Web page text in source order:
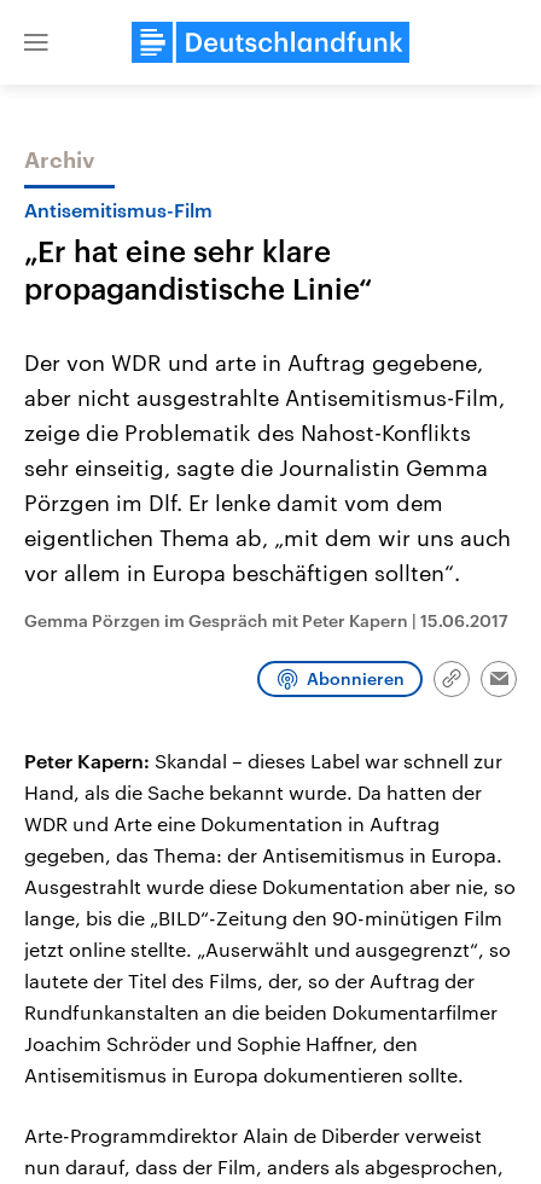
Close
Themen
Landtagswahl Sachsen-Anhalt
2026
Alle Informationen
Sachsen-Anhalt wählt am 6.
September 2026 einen neuen
Landtag. Seit 2021 wird das
Bundesland von einer Koalition aus
CDU, SPD und FDP regiert.-
Umfragen, Prognosen,
und Hintergründe zu den Parteien
und Kandidaten der anstehenden
USA
Aktuelle Beiträge,
Hintergründe
Wirtschaftlich und
gehören die Vereinigten
den mächtigsten Ländern
mit großem Einfluss auf
Sendungen Programm Podcasts
Archiv
Antisemitismus-Film
„Er hat eine sehr klare
propagandistische Linie“
Der von WDR und arte in Auftrag gegebene,
aber nicht ausgestrahlte Antisemitismus-Film,
zeige die Problematik des Nahost-Konflikts
sehr einseitig, sagte die Journalistin Gemma
Pörzgen im Dlf. Er lenke damit vom dem
eigentlichen Thema ab, „mit dem wir uns auch
vor allem in Europa beschäftigen sollten“.
Gemma Pörzgen im Gespräch mit Peter Kapern | 15.06.2017
Abonnieren
Link
Peter Kapern: Skandal – dieses Label war schnell zur
Hand, als die Sache bekannt wurde. Da hatten der
WDR und Arte eine Dokumentation in Auftrag
gegeben, das Thema: der Antisemitismus in Europa.
Ausgestrahlt wurde diese Dokumentation aber nie, so
lange, bis die „BILD“-Zeitung den 90-minütigen Film
jetzt online stellte. „Auserwählt und ausgegrenzt“, so
lautete der Titel des Films, der, so der Auftrag der
Rundfunkanstalten an die beiden Dokumentarfilmer
Joachim Schröder und Sophie Haffner, den
Antisemitismus in Europa dokumentieren sollte.
Arte-Programmdirektor Alain de Diberder verweist
nun darauf, dass der Film, anders als abgesprochen,